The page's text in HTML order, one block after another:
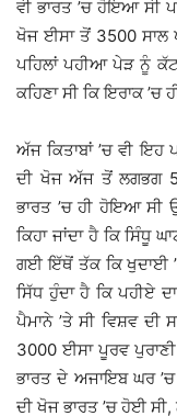
ਵੀ ਭਾਰਤ ’ਚ ਹੋਇਆ ਸੀ
ਖੋਜ ਈਸਾ ਤੋਂ 3500 ਸਾਲ
ਪਹਿਲਾਂ ਪਹੀਆ ਪੇੜ ਨੂੰ
ਕਹਿਣਾ ਸੀ ਕਿ ਇਰਾਕ ’ਚ
ਅੱਜ ਕਿਤਾਬਾਂ ’ਚ ਵੀ
ਦੀ ਖੋਜ ਅੱਜ ਤੋਂ ਲਗਭਗ
ਭਾਰਤ ’ਚ ਹੀ ਹੋਇਆ ਸੀ
ਕਿਹਾ ਜਾਂਦਾ ਹੈ ਕਿ ਸਿੰਧੂ
ਗਈ ਇੱਥੋਂ ਤੱਕ ਕਿ ਖੁਦਾਈ
ਸਿੱਧ ਹੁੰਦਾ ਹੈ ਕਿ ਪਹੀਏ
ਪੈਮਾਨੇ ’ਤੇ ਸੀ ਵਿਸ਼ਵ ਦੀ
3000 ਈਸਾ ਪੂਰਵ
ਭਾਰਤ ਦੇ ਅਜਾਇਬ ਘਰ
ਦੀ ਖੋਜ ਭਾਰਤ ’ਚ ਹੋਈ ਸੀ,